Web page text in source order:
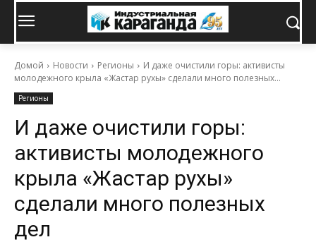
Домой Новости Регионы
И даже очистили горы: активисты
молодежного крыла «Жастар рухы» сделали много полезных...
Регионы
И даже очистили горы:
активисты молодежного
крыла «Жастар рухы»
сделали много полезных
дел